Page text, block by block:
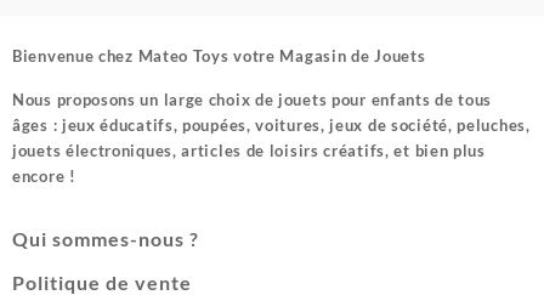
Bienvenue chez Mateo Toys votre Magasin de Jouets
Nous proposons un large choix de jouets pour enfants de tous
âges : jeux éducatifs, poupées, voitures, jeux de société, peluches,
jouets électroniques, articles de loisirs créatifs, et bien plus
encore !
Qui sommes-nous ?
Politique de vente